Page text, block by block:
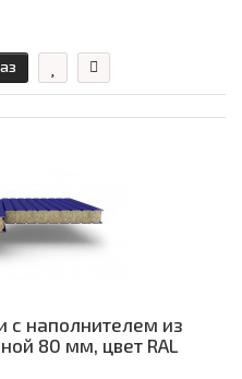
с наполнителем из
80 мм, цвет RAL